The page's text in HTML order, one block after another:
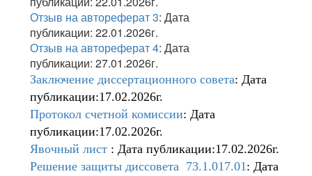
Отзыв на автореферат 3: Дата
публикации: 22.01.2026г.
Отзыв на автореферат 4: Дата
публикации: 27.01.2026г.
Заключение диссертационного совета: Дата
публикации:17.02.2026г.
Протокол счетной комиссии: Дата
публикации:17.02.2026г.
Явочный лист : Дата публикации:17.02.2026г.
Решение защиты диссовета 73.1.017.01: Дата